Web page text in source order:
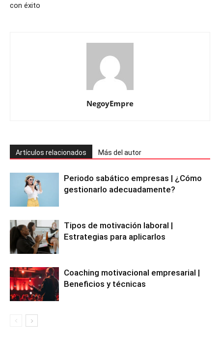
con éxito
NegoyEmpre
Artículos relacionados Más del autor
Periodo sabático empresas | ¿Cómo
gestionarlo adecuadamente?
Tipos de motivación laboral |
Estrategias para aplicarlos
Coaching motivacional empresarial |
Beneficios y técnicas